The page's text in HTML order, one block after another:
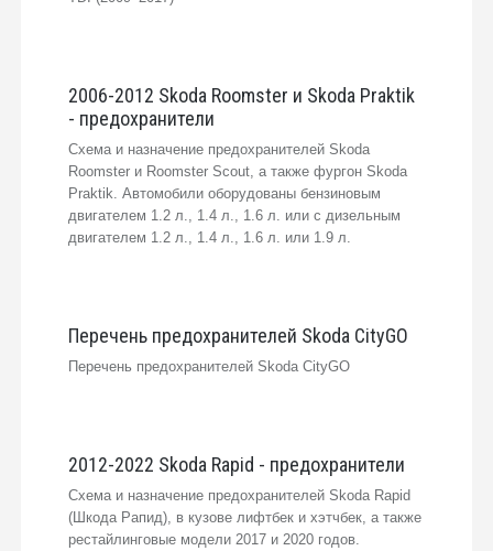
2006-2012 Skoda Roomster и Skoda Praktik
- предохранители
Схема и назначение предохранителей Skoda
Roomster и Roomster Scout, а также фургон Skoda
Praktik. Автомобили оборудованы бензиновым
двигателем 1.2 л., 1.4 л., 1.6 л. или с дизельным
двигателем 1.2 л., 1.4 л., 1.6 л. или 1.9 л.
Перечень предохранителей Skoda CityGO
Перечень предохранителей Skoda CityGO
2012-2022 Skoda Rapid - предохранители
Схема и назначение предохранителей Skoda Rapid
(Шкода Рапид), в кузове лифтбек и хэтчбек, а также
рестайлинговые модели 2017 и 2020 годов.